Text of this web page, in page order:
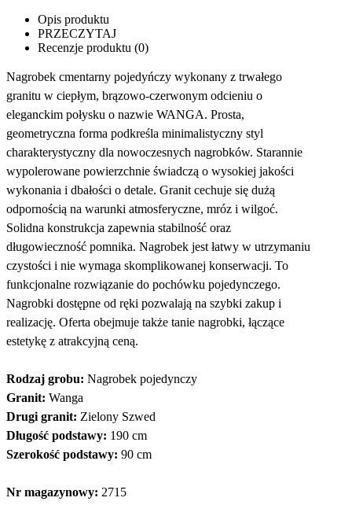
Opis produktu
PRZECZYTAJ
Recenzje produktu (0)
Nagrobek cmentarny pojedyńczy wykonany z trwałego
granitu w ciepłym, brązowo-czerwonym odcieniu o
eleganckim połysku o nazwie WANGA. Prosta,
geometryczna forma podkreśla minimalistyczny styl
charakterystyczny dla nowoczesnych nagrobków. Starannie
wypolerowane powierzchnie świadczą o wysokiej jakości
wykonania i dbałości o detale. Granit cechuje się dużą
odpornością na warunki atmosferyczne, mróz i wilgoć.
Solidna konstrukcja zapewnia stabilność oraz
długowieczność pomnika. Nagrobek jest łatwy w utrzymaniu
czystości i nie wymaga skomplikowanej konserwacji. To
funkcjonalne rozwiązanie do pochówku pojedynczego.
Nagrobki dostępne od ręki pozwalają na szybki zakup i
realizację. Oferta obejmuje także tanie nagrobki, łączące
estetykę z atrakcyjną ceną.
Rodzaj grobu: Nagrobek pojedynczy
Granit: Wanga
Drugi granit: Zielony Szwed
Długość podstawy: 190 cm
Szerokość podstawy: 90 cm
Nr magazynowy: 2715